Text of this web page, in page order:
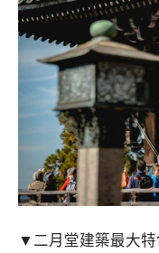
▼二月堂建築最大